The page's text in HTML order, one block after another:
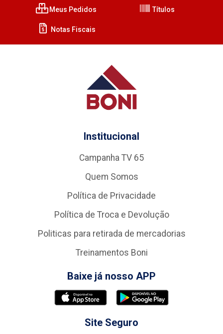
Meus Pedidos Títulos
Notas Fiscais
Institucional
Campanha TV 65
Quem Somos
Política de Privacidade
Política de Troca e Devolução
Politicas para retirada de mercadorias
Treinamentos Boni
Baixe já nosso APP
Site Seguro